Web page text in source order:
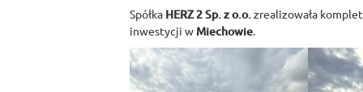
Spółka HERZ 2 Sp. z o.o.zrealizowała
inwestycji w Miechowie.